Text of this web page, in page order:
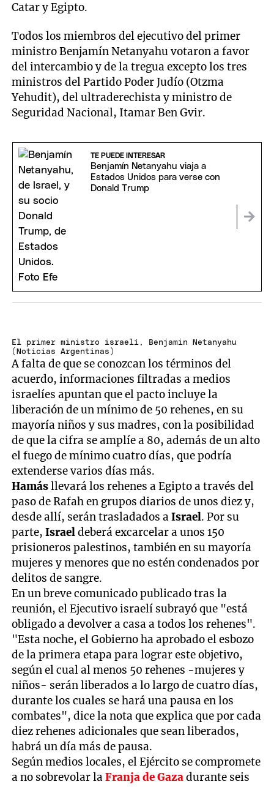
Catar y Egipto.
Todos los miembros del ejecutivo del primer
ministro Benjamín Netanyahu votaron a favor
del intercambio y de la tregua excepto los tres
ministros del Partido Poder Judío (Otzma
Yehudit), del ultraderechista y ministro de
Seguridad Nacional, Itamar Ben Gvir.
TE PUEDE INTERESAR
Benjamín Netanyahu viaja a
Estados Unidos para verse con
Donald Trump
El primer ministro israelí, Benjamin Netanyahu
(Noticias Argentinas)
A falta de que se conozcan los términos del
acuerdo, informaciones filtradas a medios
israelíes apuntan que el pacto incluye la
liberación de un mínimo de 50 rehenes, en su
mayoría niños y sus madres, con la posibilidad
de que la cifra se amplíe a 80, además de un alto
el fuego de mínimo cuatro días, que podría
extenderse varios días más.
Hamásllevará los rehenes a Egipto a través del
paso de Rafah en grupos diarios de unos diez y,
desde allí, serán trasladados aIsrael. Por su
parte,Israeldeberá excarcelar a unos 150
prisioneros palestinos, también en su mayoría
mujeres y menores que no estén condenados por
delitos de sangre.
En un breve comunicado publicado tras la
reunión, el Ejecutivo israelí subrayó que "está
obligado a devolver a casa a todos los rehenes".
"Esta noche, el Gobierno ha aprobado el esbozo
de la primera etapa para lograr este objetivo,
según el cual al menos 50 rehenes -mujeres y
niños- serán liberados a lo largo de cuatro días,
durante los cuales se hará una pausa en los
combates", dice la nota que explica que por cada
diez rehenes adicionales que sean liberados,
habrá un día más de pausa.
Según medios locales, el Ejército se compromete
a no sobrevolar laFranja de Gazadurante seis